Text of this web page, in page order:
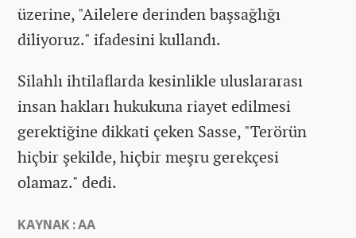
üzerine, "Ailelere derinden başsağlığı
diliyoruz." ifadesini kullandı.
Silahlı ihtilaflarda kesinlikle uluslararası
insan hakları hukukuna riayet edilmesi
gerektiğine dikkati çeken Sasse, "Terörün
hiçbir şekilde, hiçbir meşru gerekçesi
olamaz." dedi.
KAYNAK : AA